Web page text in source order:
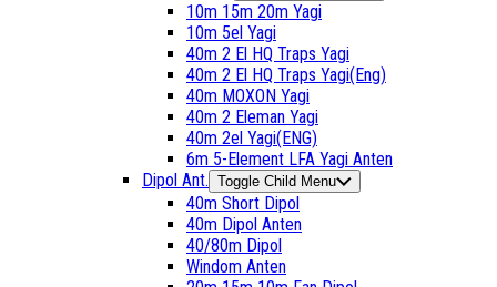
10m 15m 20m Yagi
10m 5el Yagi
40m 2 El HQ Traps Yagi
40m 2 El HQ Traps Yagi(Eng)
40m MOXON Yagi
40m 2 Eleman Yagi
40m 2el Yagi(ENG)
6m 5-Element LFA Yagi Anten
Dipol Ant. Toggle Child Menu
40m Short Dipol
40m Dipol Anten
40/80m Dipol
Windom Anten